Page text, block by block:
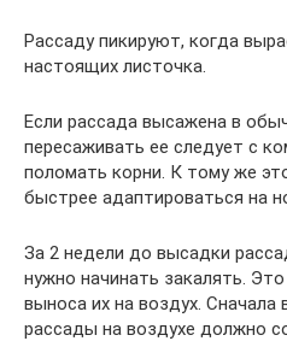
Рассаду пикируют, когда
настоящих листочка.
Если рассада высажена в
пересаживать ее следует с
поломать корни. К тому же
быстрее адаптироваться на
За 2 недели до высадки
нужно начинать закалять.
выноса их на воздух. Сначала
рассады на воздухе должно